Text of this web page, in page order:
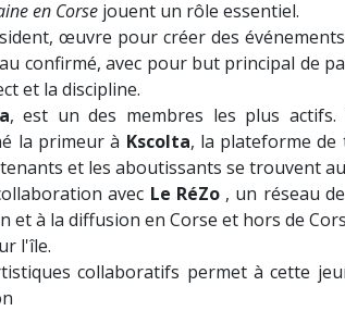
en Corse jouent un rôle essentiel.
œuvre pour créer des
confirmé, avec pour but principal de
et la discipline.
, est un des membres les plus
la primeur à Kscolta, la plateforme de
et les aboutissants se trouvent
avec Le RéZo , un réseau
et à la diffusion en Corse et hors de
l'île.
collaboratifs permet à cette